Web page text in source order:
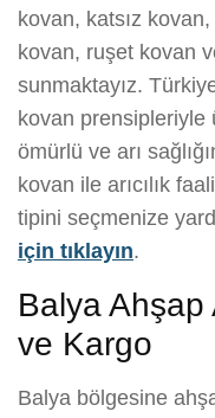
kovan, katsız
kovan, ruşet kovan
sunmaktayız.
kovan prensipleriyle
ömürlü ve arı
kovan ile arıcılık
tipini seçmenize
için tıklayın.
Balya Ahşap
ve Kargo
Balya bölgesine